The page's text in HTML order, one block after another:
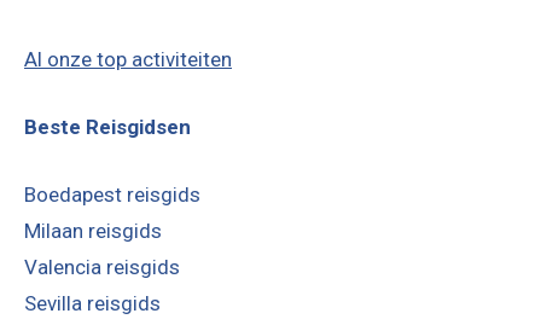
Al onze top activiteiten
Beste Reisgidsen
Boedapest reisgids
Milaan reisgids
Valencia reisgids
Sevilla reisgids